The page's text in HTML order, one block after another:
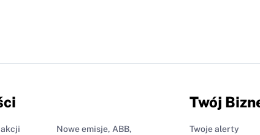
Nowe emisje, ABB,
Twój
Twoje alerty